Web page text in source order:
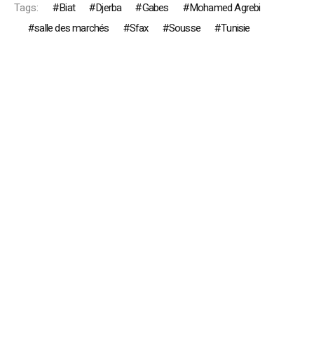
Tags: Biat Djerba Gabes
Mohamed Agrebi
salle des marchés
Sfax Sousse Tunisie